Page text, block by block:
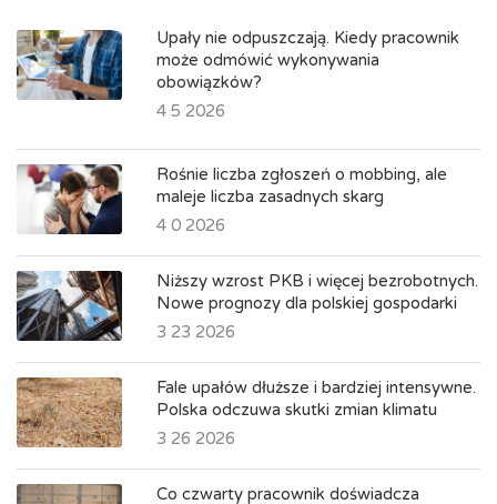
Upały nie odpuszczają. Kiedy pracownik
może odmówić wykonywania
obowiązków?
4 5 2026
Rośnie liczba zgłoszeń o mobbing, ale
maleje liczba zasadnych skarg
4 0 2026
Niższy wzrost PKB i więcej bezrobotnych.
Nowe prognozy dla polskiej gospodarki
3 23 2026
Fale upałów dłuższe i bardziej intensywne.
Polska odczuwa skutki zmian klimatu
3 26 2026
Co czwarty pracownik doświadcza